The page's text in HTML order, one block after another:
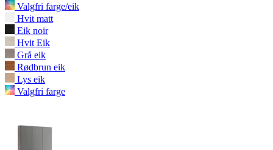
Valgfri farge/eik
Hvit matt
Eik noir
Hvit Eik
Grå eik
Rødbrun eik
Lys eik
Valgfri farge